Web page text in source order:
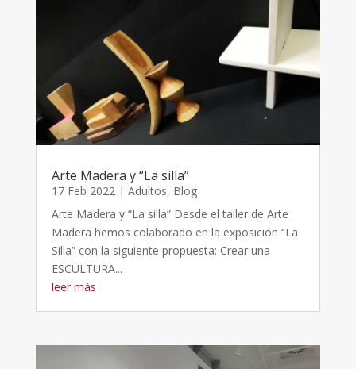
Arte Madera y “La silla”
17 Feb 2022| Adultos, Blog
Arte Madera y “La silla” Desde el taller de Arte
Madera hemos colaborado en la exposición “La
Silla” con la siguiente propuesta: Crear una
ESCULTURA...
leer más